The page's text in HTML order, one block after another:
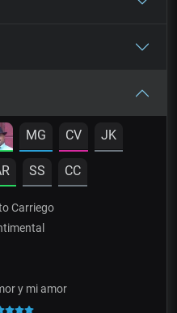
MG CV JK
SS CC
Carriego
y mi amor